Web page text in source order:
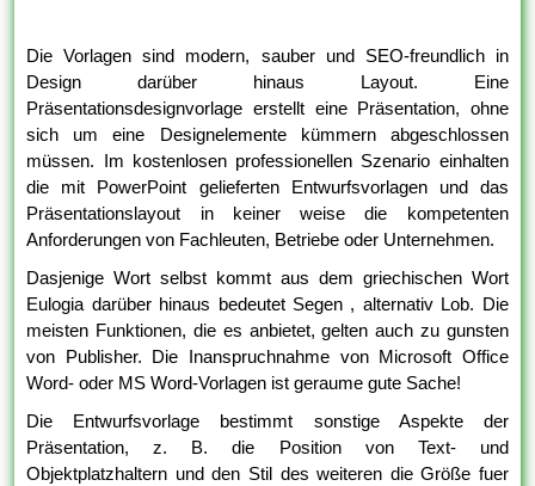
Die Vorlagen sind modern, sauber und SEO-freundlich in
Design darüber hinaus Layout. Eine
Präsentationsdesignvorlage erstellt eine Präsentation, ohne
sich um eine Designelemente kümmern abgeschlossen
müssen. Im kostenlosen professionellen Szenario einhalten
die mit PowerPoint gelieferten Entwurfsvorlagen und das
Präsentationslayout in keiner weise die kompetenten
Anforderungen von Fachleuten, Betriebe oder Unternehmen.
Dasjenige Wort selbst kommt aus dem griechischen Wort
Eulogia darüber hinaus bedeutet Segen , alternativ Lob. Die
meisten Funktionen, die es anbietet, gelten auch zu gunsten
von Publisher. Die Inanspruchnahme von Microsoft Office
Word- oder MS Word-Vorlagen ist geraume gute Sache!
Die Entwurfsvorlage bestimmt sonstige Aspekte der
Präsentation, z. B. die Position von Text- und
Objektplatzhaltern und den Stil des weiteren die Größe fuer